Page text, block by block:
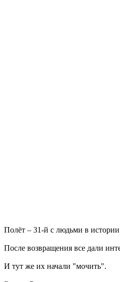
Полёт – 31-й с людьми в
После возвращения все дали
И тут же их начали "мочить".